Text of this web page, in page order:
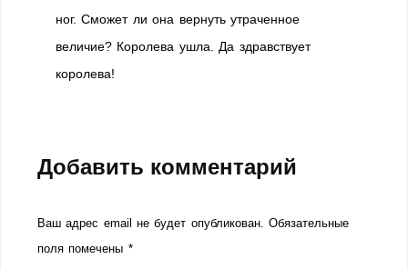
ног. Сможет ли она вернуть утраченное
величие? Королева ушла. Да здравствует
королева!
Добавить комментарий
Ваш адрес email не будет опубликован. Обязательные
поля помечены *